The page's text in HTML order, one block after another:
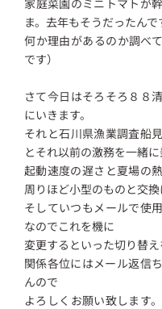
ま。去年もそうだったんで
何か理由があるのか調べ
です）
さて今日はそろそろ８８
にいきます。
それと石川県漁業調査船
とそれ以前の激務を一緒
起動速度の遅さと夏場の
周りほど小型のものと交換
そしていつもメールで使
なのでこれを機に
変更するといった切り替え
関係各位にはメール返信
んので
よろしくお願い致します